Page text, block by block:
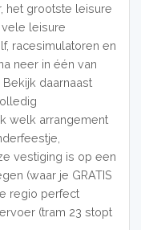
het grootste leisure
leisure
racesimulatoren en
neer in één van
daarnaast
welk arrangement
vestiging is op een
(waar je GRATIS
regio perfect
(tram 23 stopt